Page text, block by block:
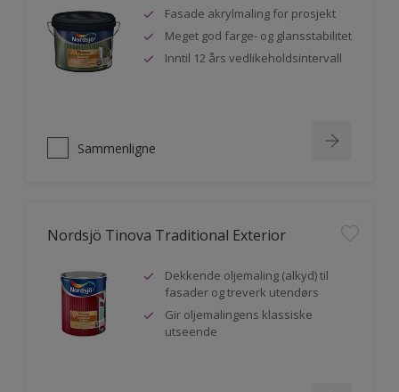
Fasade akrylmaling for prosjekt
Meget god farge- og glansstabilitet
Inntil 12 års vedlikeholdsintervall
Sammenligne
Nordsjö Tinova Traditional Exterior
Dekkende oljemaling (alkyd) til
fasader og treverk utendørs
Gir oljemalingens klassiske
utseende